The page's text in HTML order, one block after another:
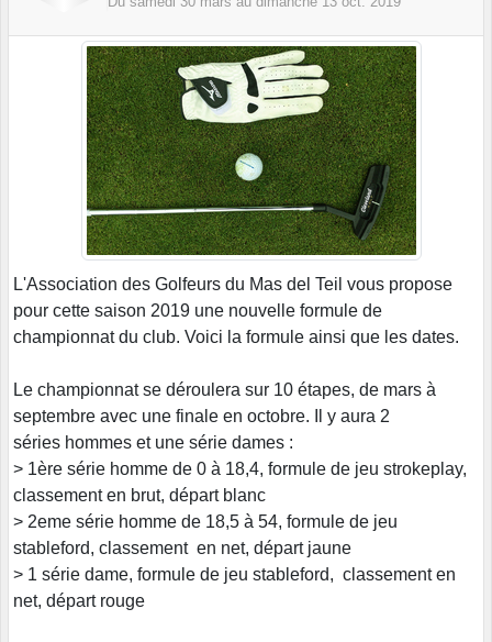
L'Association des Golfeurs du Mas del Teil vous propose
pour cette saison 2019 une nouvelle formule de
championnat du club. Voici la formule ainsi que les dates.
Le championnat se déroulera sur 10 étapes, de mars à
septembre avec une finale en octobre. Il y aura 2
séries hommes et une série dames :
> 1ère série homme de 0 à 18,4, formule de jeu strokeplay,
classement en brut, départ blanc
> 2eme série homme de 18,5 à 54, formule de jeu
stableford, classement en net, départ jaune
> 1 série dame, formule de jeu stableford, classement en
net, départ rouge